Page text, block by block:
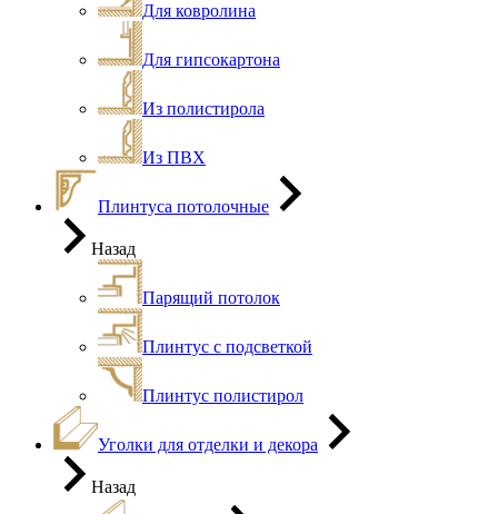
Для ковролина
Для гипсокартона
Из полистирола
Из ПВХ
Плинтуса потолочные
Назад
Парящий потолок
Плинтус с подсветкой
Плинтус полистирол
Уголки для отделки и декора
Назад